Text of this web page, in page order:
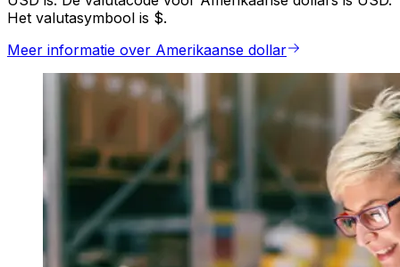
Het valutasymbool is $.
Meer informatie over Amerikaanse dollar